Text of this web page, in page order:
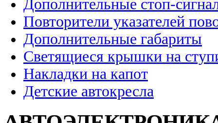
Дополнительные стоп-
Повторители указателей
Дополнительные габариты
Светящиеся крышки на
Накладки на капот
Детские автокресла